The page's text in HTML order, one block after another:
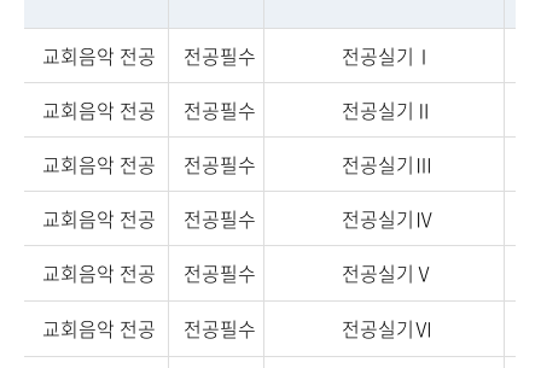
교회음악 전공 전공필수 전공실기Ⅰ
교회음악 전공
전공필수 전공실기Ⅱ
교회음악 전공
전공필수 전공실기Ⅲ
교회음악 전공
전공필수 전공실기Ⅳ
교회음악 전공
전공필수 전공실기Ⅴ
교회음악 전공
전공필수 전공실기Ⅵ